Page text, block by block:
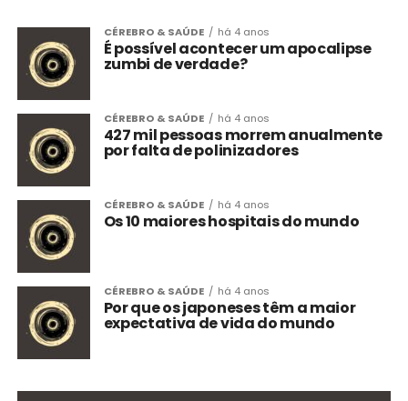
CÉREBRO & SAÚDE há 4 anos
É possível acontecer um apocalipse
zumbi de verdade?
CÉREBRO & SAÚDE há 4 anos
427 mil pessoas morrem anualmente
por falta de polinizadores
CÉREBRO & SAÚDE há 4 anos
Os 10 maiores hospitais do mundo
CÉREBRO & SAÚDE há 4 anos
Por que os japoneses têm a maior
expectativa de vida do mundo